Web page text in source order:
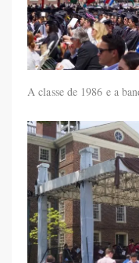
A classe de 1986 e a